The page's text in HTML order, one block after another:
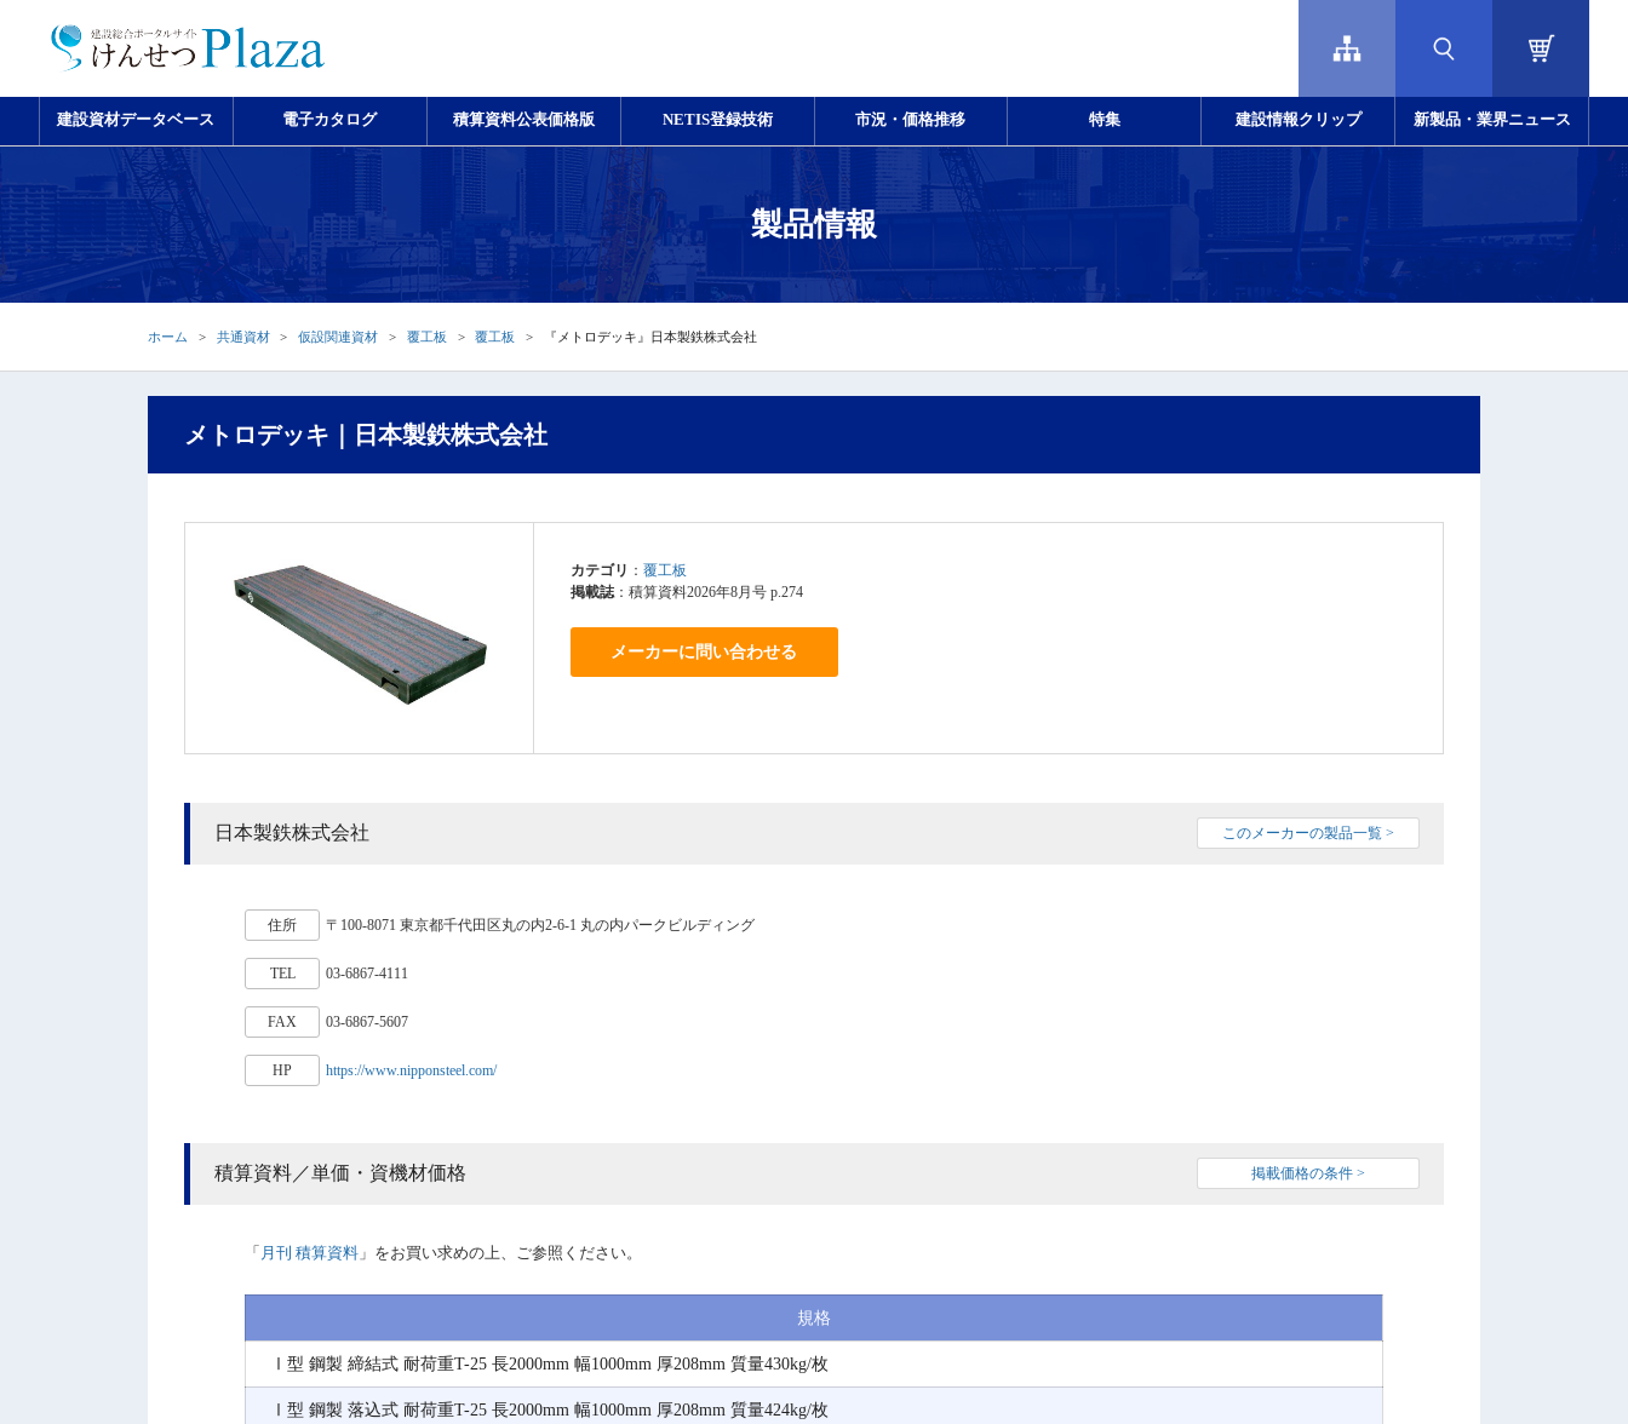
建設資材データベース 電子カタログ 積算資料公表価格版 NETIS登録技術 市況・価格推移 特集 建設情報クリップ 新製品・業界ニュース
製品情報
ホーム 共通資材 仮設関連資材 覆工板 覆工板 『メトロデッキ』日本製鉄株式会社
メトロデッキ｜日本製鉄株式会社
カテゴリ ： 覆工板
掲載誌：積算資料2026年8月号 p.274
メーカーに問い合わせる
日本製鉄株式会社 このメーカーの製品一覧 >
住所 〒100-8071 東京都千代田区丸の内2-6-1 丸の内パークビルディング
TEL 03-6867-4111
FAX 03-6867-5607
HP https://www.nipponsteel.com/
積算資料／単価・資機材価格 掲載価格の条件 >
「 月刊 積算資料 」をお買い求めの上、ご参照ください。
規格
Ⅰ型 鋼製 締結式 耐荷重T-25 長2000mm 幅1000mm 厚208mm 質量430kg/枚
Ⅰ型 鋼製 落込式 耐荷重T-25 長2000mm 幅1000mm 厚208mm 質量424kg/枚